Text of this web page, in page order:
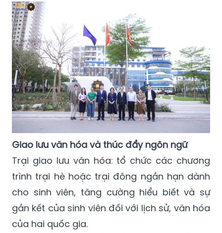
Giao lưu văn hóa và thúc đẩy ngôn ngữ
Trại giao lưu văn hóa: tổ chức các chương
trình trại hè hoặc trại đông ngắn hạn dành
cho sinh viên, tăng cường hiểu biết và sự
gắn kết của sinh viên đối với lịch sử, văn hóa
của hai quốc gia.